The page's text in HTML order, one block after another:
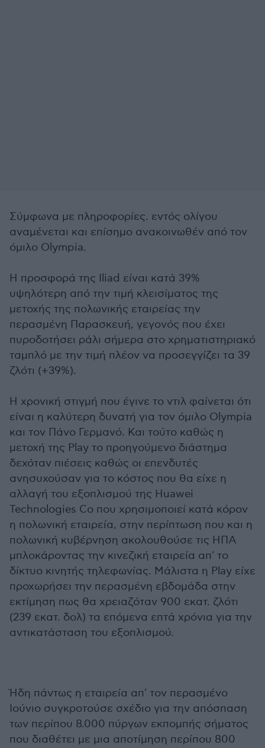
Σύμφωνα με πληροφορίες. εντός ολίγου
αναμένεται και επίσημο ανακοινωθέν από τον
όμιλο Olympia.
Η προσφορά της Iliad είναι κατά 39%
υψηλότερη από την τιμή κλεισίματος της
μετοχής της πολωνικής εταιρείας την
περασμένη Παρασκευή, γεγονός που έχει
πυροδοτήσει ράλι σήμερα στο χρηματιστηριακό
ταμπλό με την τιμή πλέον να προσεγγίζει τα 39
ζλότι (+39%).
Η χρονική στιγμή που έγινε το ντιλ φαίνεται ότι
είναι η καλύτερη δυνατή για τον όμιλο Olympia
και τον Πάνο Γερμανό. Και τούτο καθώς η
μετοχή της Play το προηγούμενο διάστημα
δεχόταν πιέσεις καθώς οι επενδυτές
ανησυχούσαν για το κόστος που θα είχε η
αλλαγή του εξοπλισμού της Huawei
Technologies Co που χρησιμοποιεί κατά κόρον
η πολωνική εταιρεία, στην περίπτωση που και η
πολωνική κυβέρνηση ακολουθούσε τις ΗΠΑ
μπλοκάροντας την κινεζική εταιρεία απ' το
δίκτυο κινητής τηλεφωνίας. Μάλιστα η Play είχε
προχωρήσει την περασμένη εβδομάδα στην
εκτίμηση πως θα χρειαζόταν 900 εκατ. ζλότι
(239 εκατ. δολ) τα επόμενα επτά χρόνια για την
αντικατάσταση του εξοπλισμού.
Ήδη πάντως η εταιρεία απ' τον περασμένο
Ιούνιο συγκροτούσε σχέδιο για την απόσπαση
των περίπου 8.000 πύργων εκπομπής σήματος
που διαθέτει με μια αποτίμηση περίπου 800